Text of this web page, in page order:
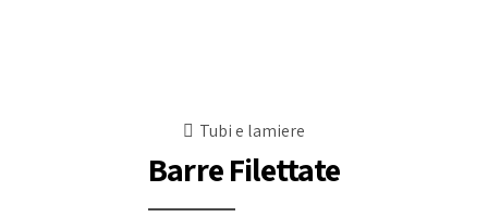
Tubi e lamiere
Barre Filettate